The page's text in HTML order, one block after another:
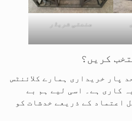
صنعتی شریڈر
کریں؟
پار خریداری ہمارے کلائنٹس
کاری ہے۔ اسی لیے ہم بے
اعتماد کے ذریعے خدشات کو